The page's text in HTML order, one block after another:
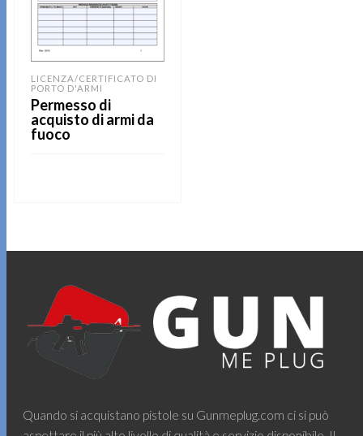
LICENZA/CERTIFICATO DI
PORTO D'ARMI
Permesso di
acquisto di armi da
fuoco
Quando si acquistano pistole su Gunmeplug.com ci si può